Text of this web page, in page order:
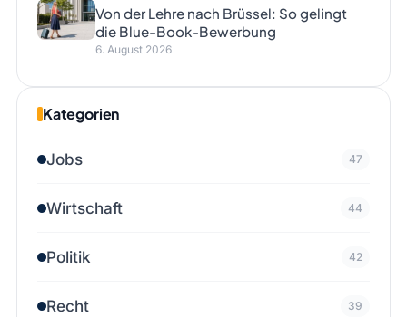
Von der Lehre nach Brüssel: So gelingt
die Blue-Book-Bewerbung
6. August 2026
Kategorien
Jobs 47
Wirtschaft 44
Politik 42
Recht 39